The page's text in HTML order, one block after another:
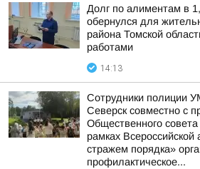
Долг по алиментам в
обернулся для
района Томской
работами
14:13
Сотрудники полиции
Северск совместно с
Общественного
рамках Всероссийской
стражем порядка»
профилактическое...